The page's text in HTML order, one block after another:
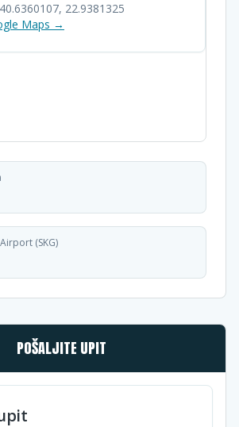
40.6360107, 22.9381325
Maps →
(SKG)
POŠALJITE UPIT